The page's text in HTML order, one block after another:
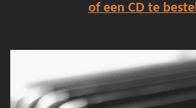
of een CD te